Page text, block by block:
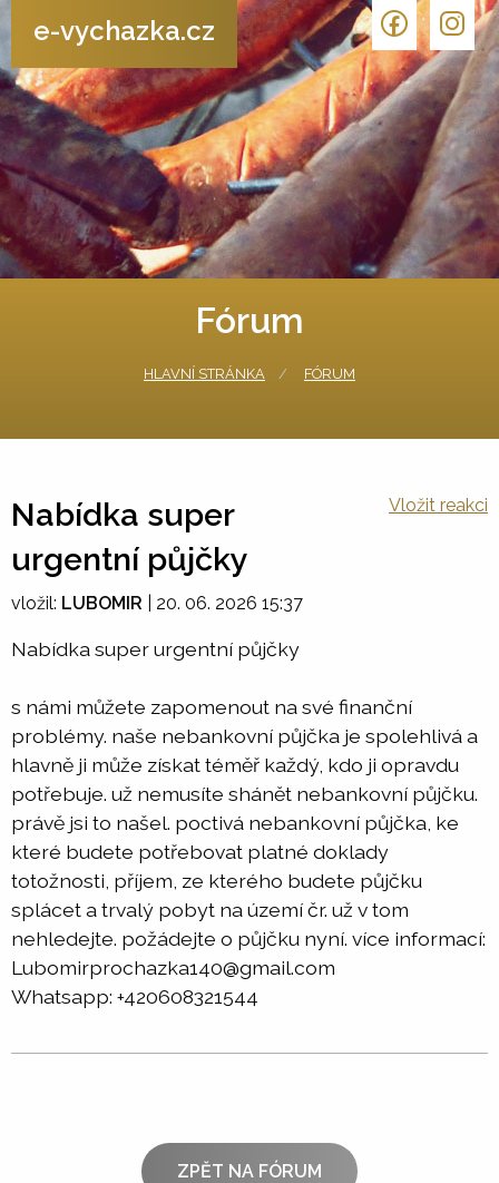
e-vychazka.cz
Fórum
HLAVNÍ STRÁNKA FÓRUM
Nabídka super
urgentní půjčky
Vložit reakci
vložil: LUBOMIR 20. 06. 2026 15:37
Nabídka super urgentní půjčky
s námi můžete zapomenout na své finanční
problémy. naše nebankovní půjčka je spolehlivá a
hlavně ji může získat téměř každý, kdo ji opravdu
potřebuje. už nemusíte shánět nebankovní půjčku.
právě jsi to našel. poctivá nebankovní půjčka, ke
které budete potřebovat platné doklady
totožnosti, příjem, ze kterého budete půjčku
splácet a trvalý pobyt na území čr. už v tom
nehledejte. požádejte o půjčku nyní. více informací:
Lubomirprochazka140@gmail.com
Whatsapp: +420608321544
ZPĚT NA FÓRUM